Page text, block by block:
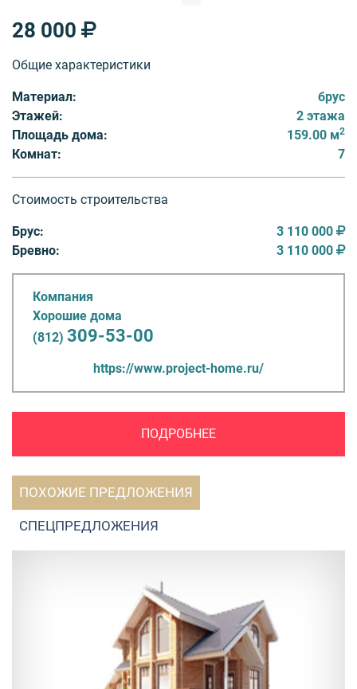
28 000
Общие характеристики
Материал:
брус
Этажей:
2 этажа
Площадь дома:
159.00 м2
Комнат: 7
Стоимость строительства
Брус:
3 110 000
Бревно:
3 110 000
Компания
Хорошие дома
(812) 309-53-00
https://www.project-home.ru/
ПОДРОБНЕЕ
ПОХОЖИЕ ПРЕДЛОЖЕНИЯ
СПЕЦПРЕДЛОЖЕНИЯ